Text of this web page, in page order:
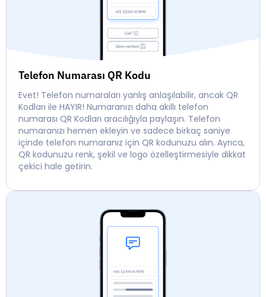
Telefon Numarası QR Kodu
Evet! Telefon numaraları yanlış anlaşılabilir, ancak QR
Kodları ile HAYIR! Numaranızı daha akıllı telefon
numarası QR Kodları aracılığıyla paylaşın. Telefon
numaranızı hemen ekleyin ve sadece birkaç saniye
içinde telefon numaranız için QR kodunuzu alın. Ayrıca,
QR kodunuzu renk, şekil ve logo özelleştirmesiyle dikkat
çekici hale getirin.